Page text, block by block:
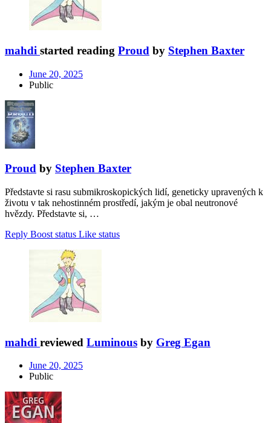
mahdi started reading Proud by Stephen Baxter
June 20, 2025
Public
Proud by Stephen Baxter
Představte si rasu submikroskopických lidí, geneticky upravených k
životu v tak nehostinném prostředí, jakým je obal neutronové
hvězdy. Představte si, …
Reply Boost status Like status
mahdi reviewed Luminous by Greg Egan
June 20, 2025
Public